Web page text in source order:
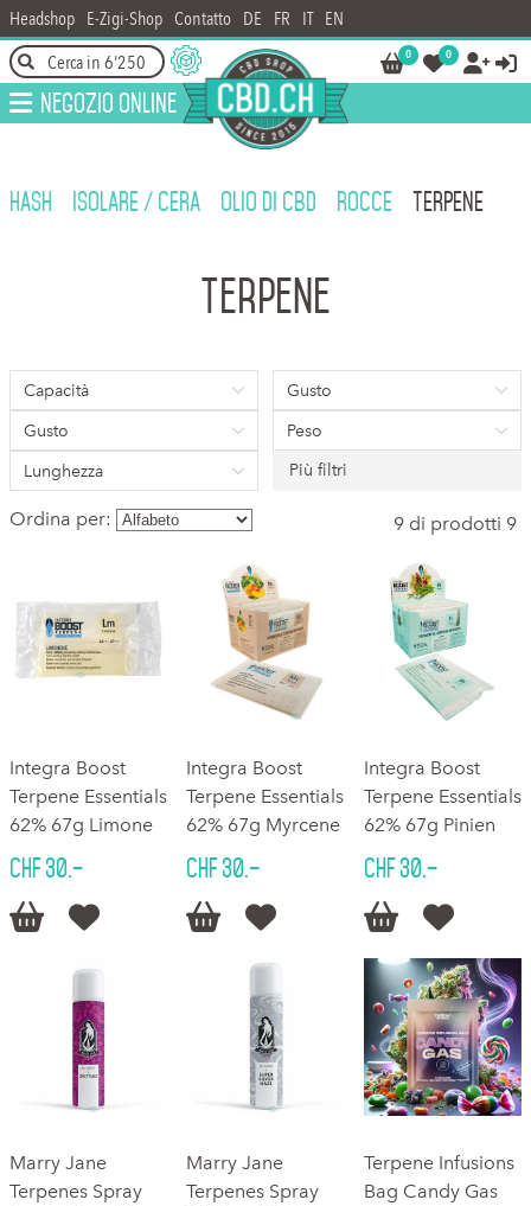
Headshop E-Zigi-Shop Contatto DE FR IT EN
0 0  
Negozio online
HASH ISOLARE / CERA OLIO DI CBD ROCCE TERPENE
Terpene
Capacità
Gusto
Gusto
Peso
Lunghezza
Più filtri
Ordina per: 9 di prodotti 9
Integra Boost
Terpene Essentials
62% 67g Limone
CHF 30.–
 
Integra Boost
Terpene Essentials
62% 67g Myrcene
CHF 30.–
 
Integra Boost
Terpene Essentials
62% 67g Pinien
CHF 30.–
 
Marry Jane
Terpenes Spray
Marry Jane
Terpenes Spray
Terpene Infusions
Bag Candy Gas